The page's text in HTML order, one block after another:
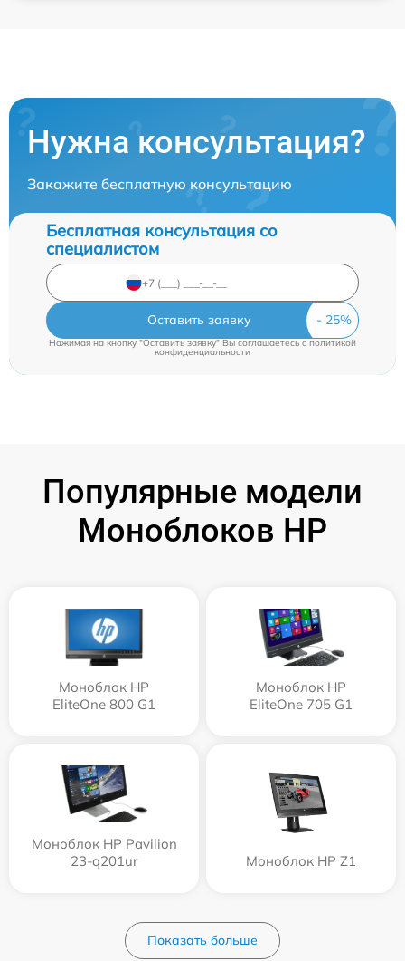
Нужна консультация?
Закажите бесплатную консультацию
Бесплатная консультация со
специалистом
Оставить заявку
Нажимая на кнопку "Оставить заявку" Вы соглашаетесь cполитикой
конфиденциальности
Популярные модели
Моноблоков HP
Моноблок HP
EliteOne 800 G1
Моноблок HP
EliteOne 705 G1
Моноблок HP Pavilion
23-q201ur
Моноблок HP Z1
Показать больше